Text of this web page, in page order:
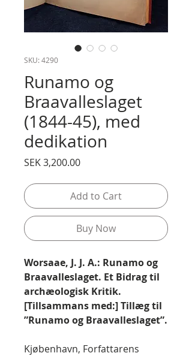
SKU: 4290
Runamo og
Braavalleslaget
(1844-45), med
dedikation
SEK 3,200.00Price
Add to Cart
Buy Now
Worsaae, J. J. A.: Runamo og
Braavalleslaget. Et Bidrag til
archæologisk Kritik.
[Tillsammans med:] Tillæg til
”Runamo og Braavalleslaget”.
Kjøbenhavn, Forfattarens